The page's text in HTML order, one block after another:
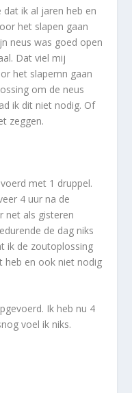
ik al jaren heb en
het slapen gaan
neus was goed open
Dat viel mij
het slapemn gaan
om de neus
ik dit niet nodig. Of
zeggen.
met 1 druppel.
4 uur na de
net als gisteren
de dag niks
ik de zoutoplossing
heb en ook niet nodig
Ik heb nu 4
voel ik niks.